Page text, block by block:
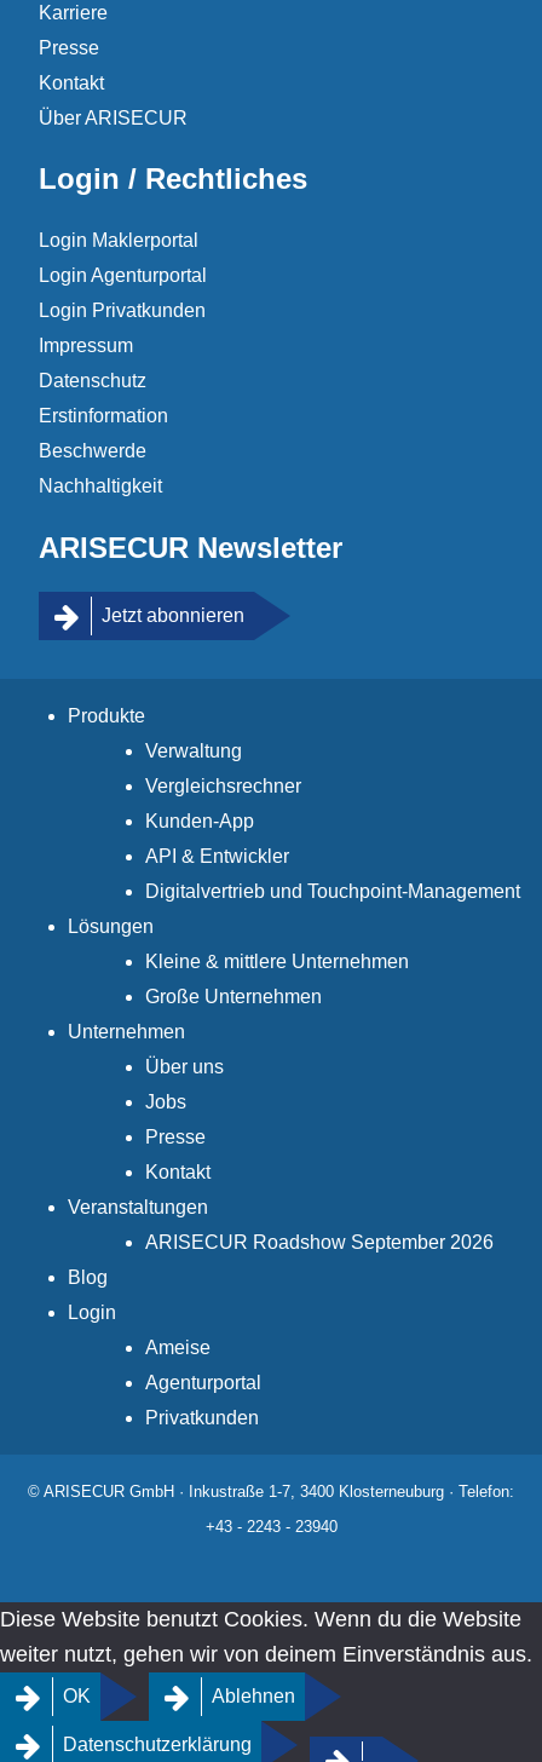
Karriere
Presse
Kontakt
Über ARISECUR
Login / Rechtliches
Login Maklerportal
Login Agenturportal
Login Privatkunden
Impressum
Datenschutz
Erstinformation
Beschwerde
Nachhaltigkeit
ARISECUR Newsletter
Jetzt abonnieren
Produkte
Verwaltung
Vergleichsrechner
Kunden-App
API & Entwickler
Digitalvertrieb und Touchpoint-Management
Lösungen
Kleine & mittlere Unternehmen
Große Unternehmen
Unternehmen
Über uns
Jobs
Presse
Kontakt
Veranstaltungen
ARISECUR Roadshow September 2026
Blog
Login
Ameise
Agenturportal
Privatkunden
© ARISECUR GmbH · Inkustraße 1-7, 3400 Klosterneuburg · Telefon:
+43 - 2243 - 23940
Diese Website benutzt Cookies. Wenn du die Website
weiter nutzt, gehen wir von deinem Einverständnis aus.
OK Ablehnen
Datenschutzerklärung